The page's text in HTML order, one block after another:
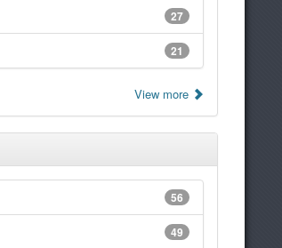
27
21
View more
56
49